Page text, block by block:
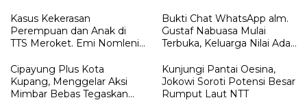
Kasus Kekerasan
Perempuan dan Anak di
TTS Meroket. Emi Nomleni :
Paling Aman
Bukti Chat WhatsApp alm.
Gustaf Nabuasa Mulai
Terbuka, Keluarga Nilai Ada
Belum Didalami Penyidik
Cipayung Plus Kota
Kupang, Menggelar Aksi
Mimbar Bebas Tegaskan
Kunjungi Pantai Oesina,
Jokowi Soroti Potensi Besar
Rumput Laut NTT